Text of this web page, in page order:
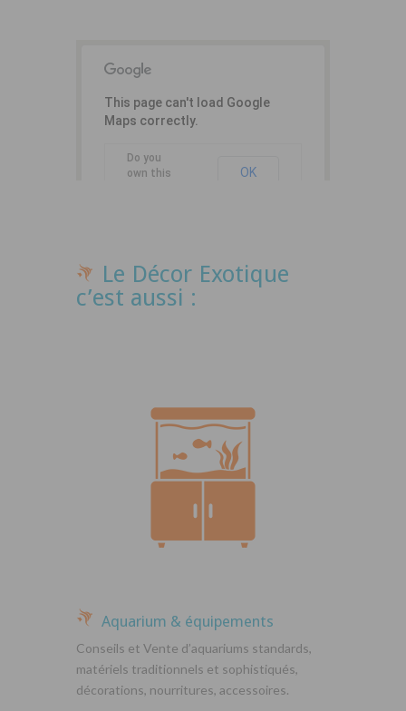
This page can't load Google
Maps correctly.
Do you
own this
OK
Le Décor Exotique
c’est aussi :
Aquarium & équipements
Conseils et Vente d’aquariums standards,
matériels traditionnels et sophistiqués,
décorations, nourritures, accessoires.